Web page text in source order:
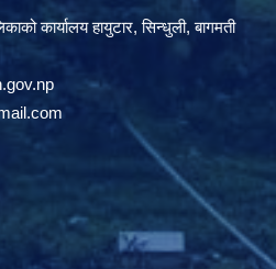
कार्यालय हायुटार, सिन्धुली, बागमती